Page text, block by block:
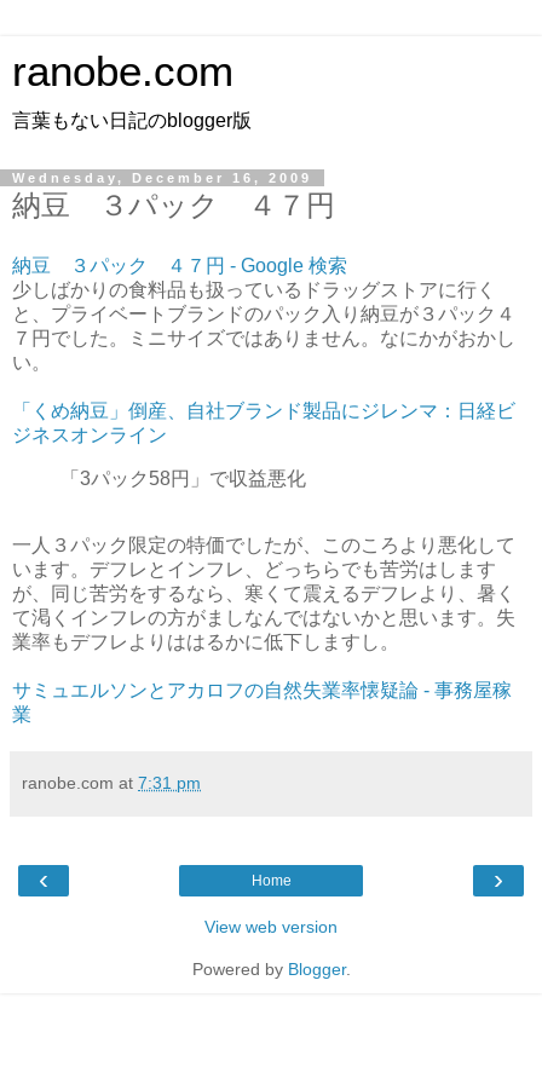
ranobe.com
言葉もない日記のblogger版
Wednesday, December 16, 2009
納豆 ３パック ４７円
納豆 ３パック ４７円 - Google 検索
少しばかりの食料品も扱っているドラッグストアに行く
と、プライベートブランドのパック入り納豆が３パック４
７円でした。ミニサイズではありません。なにかがおかし
い。
「くめ納豆」倒産、自社ブランド製品にジレンマ：日経ビ
ジネスオンライン
「3パック58円」で収益悪化
一人３パック限定の特価でしたが、このころより悪化して
います。デフレとインフレ、どっちらでも苦労はします
が、同じ苦労をするなら、寒くて震えるデフレより、暑く
て渇くインフレの方がましなんではないかと思います。失
業率もデフレよりははるかに低下しますし。
サミュエルソンとアカロフの自然失業率懐疑論 - 事務屋稼
業
ranobe.com at 7:31 pm
‹ ›
Home
View web version
Powered by Blogger.